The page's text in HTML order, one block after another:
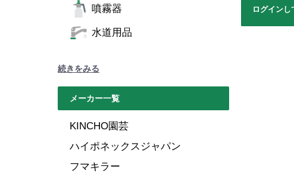
噴霧器
水道用品
続きをみる
メーカー一覧
KINCHO園芸
ハイポネックスジャパン
フマキラー
ログインし